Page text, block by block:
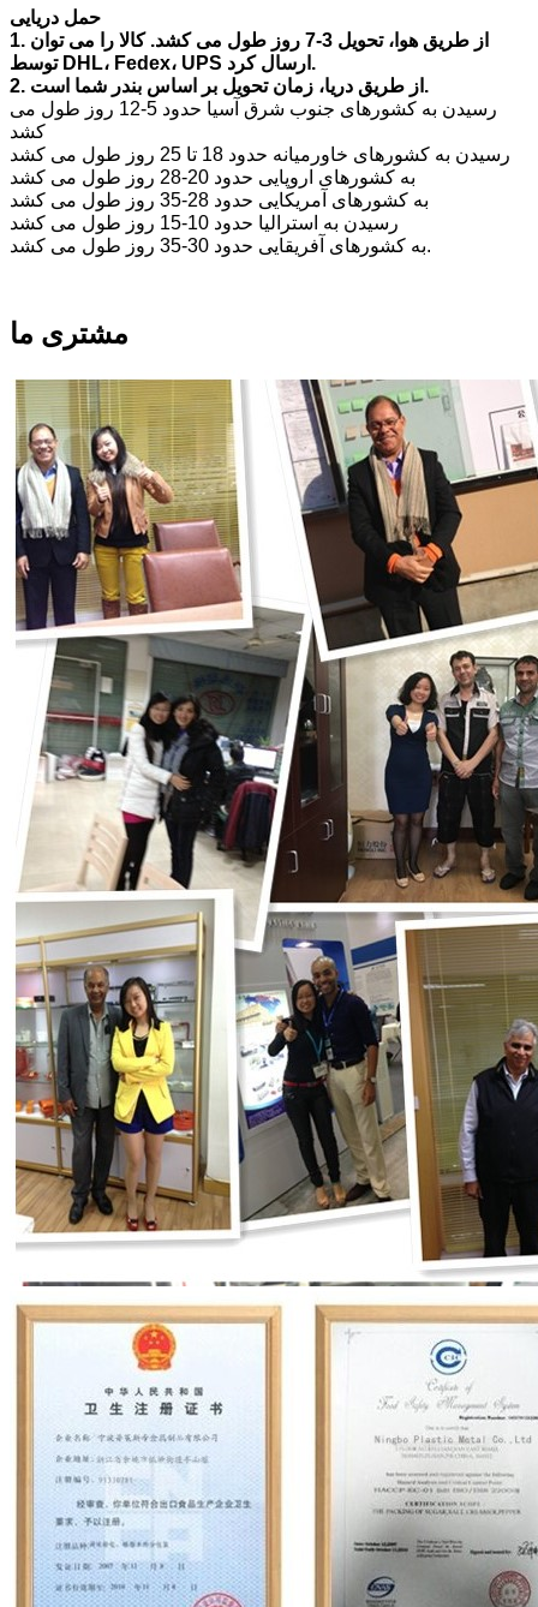
حمل دریایی
1. از طریق هوا، تحویل 3-7 روز طول می کشد. کالا را می توان
توسط DHL، Fedex، UPS ارسال کرد.
2. از طریق دریا، زمان تحویل بر اساس بندر شما است.
رسیدن به کشورهای جنوب شرق آسیا حدود 5-12 روز طول می
کشد
رسیدن به کشورهای خاورمیانه حدود 18 تا 25 روز طول می کشد
به کشورهای اروپایی حدود 20-28 روز طول می کشد
به کشورهای آمریکایی حدود 28-35 روز طول می کشد
رسیدن به استرالیا حدود 10-15 روز طول می کشد
به کشورهای آفریقایی حدود 30-35 روز طول می کشد.
مشتری ما